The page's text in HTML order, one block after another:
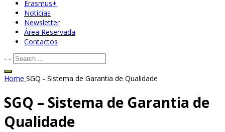
Erasmus+
Notícias
Newsletter
Área Reservada
Contactos
- -
Home SGQ - Sistema de Garantia de Qualidade
SGQ – Sistema de Garantia de
Qualidade